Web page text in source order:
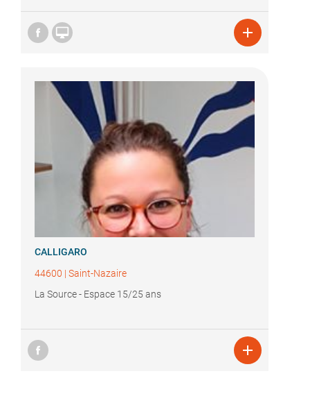
 
CALLIGARO
44600 | Saint-Nazaire
La Source - Espace 15/25 ans
